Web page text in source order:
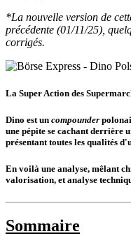
*La nouvelle version de
précédente (01/11/25),
corrigés.
La Super Action des
Dino est un compounder
une pépite se cachant derrière
présentant toutes les qualités
En voilà une analyse, mêlant
valorisation, et analyse
Sommaire